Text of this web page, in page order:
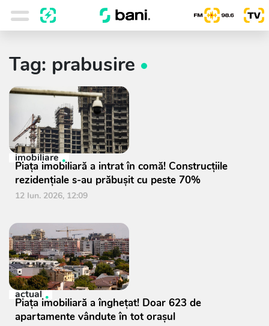
Tag: prabusire
imobiliare
Piața imobiliară a intrat în comă! Construcțiile
rezidențiale s-au prăbușit cu peste 70%
12 Iun. 2026, 12:09
actual
Piața imobiliară a înghețat! Doar 623 de
apartamente vândute în tot orașul